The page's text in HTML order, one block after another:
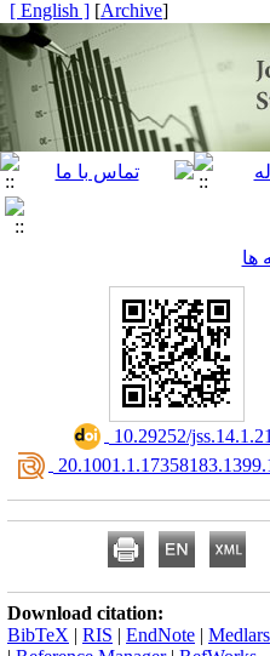
[
Archive
]
[ English ]
ها
10.29252/
Download citation:
BibTeX | RIS | EndNote | Medlars